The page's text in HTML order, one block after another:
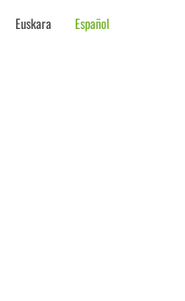
Euskara Español